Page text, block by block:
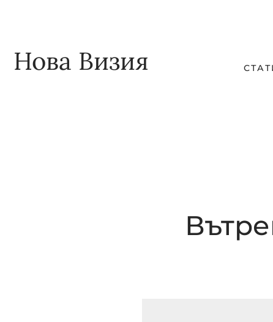
main
content
footer
Нова Визия